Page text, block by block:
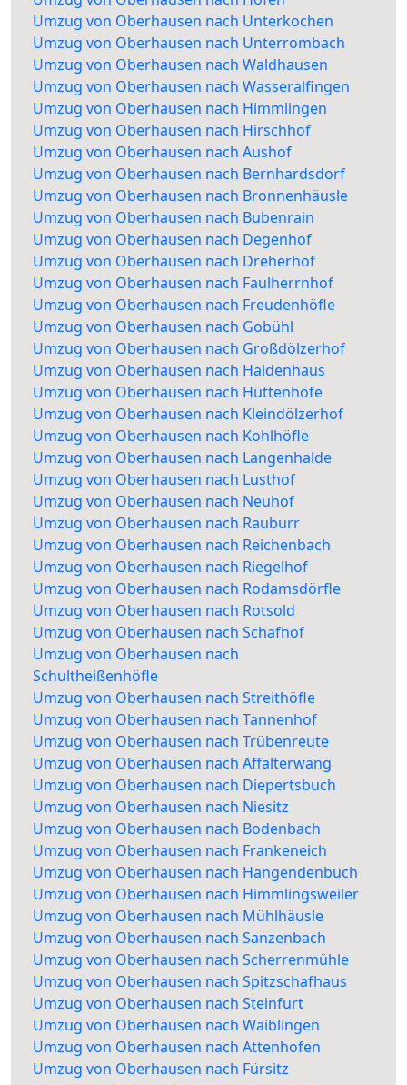
Umzug von Oberhausen nach Unterkochen
Umzug von Oberhausen nach Unterrombach
Umzug von Oberhausen nach Waldhausen
Umzug von Oberhausen nach Wasseralfingen
Umzug von Oberhausen nach Himmlingen
Umzug von Oberhausen nach Hirschhof
Umzug von Oberhausen nach Aushof
Umzug von Oberhausen nach Bernhardsdorf
Umzug von Oberhausen nach Bronnenhäusle
Umzug von Oberhausen nach Bubenrain
Umzug von Oberhausen nach Degenhof
Umzug von Oberhausen nach Dreherhof
Umzug von Oberhausen nach Faulherrnhof
Umzug von Oberhausen nach Freudenhöfle
Umzug von Oberhausen nach Gobühl
Umzug von Oberhausen nach Großdölzerhof
Umzug von Oberhausen nach Haldenhaus
Umzug von Oberhausen nach Hüttenhöfe
Umzug von Oberhausen nach Kleindölzerhof
Umzug von Oberhausen nach Kohlhöfle
Umzug von Oberhausen nach Langenhalde
Umzug von Oberhausen nach Lusthof
Umzug von Oberhausen nach Neuhof
Umzug von Oberhausen nach Rauburr
Umzug von Oberhausen nach Reichenbach
Umzug von Oberhausen nach Riegelhof
Umzug von Oberhausen nach Rodamsdörfle
Umzug von Oberhausen nach Rotsold
Umzug von Oberhausen nach Schafhof
Umzug von Oberhausen nach
Schultheißenhöfle
Umzug von Oberhausen nach Streithöfle
Umzug von Oberhausen nach Tannenhof
Umzug von Oberhausen nach Trübenreute
Umzug von Oberhausen nach Affalterwang
Umzug von Oberhausen nach Diepertsbuch
Umzug von Oberhausen nach Niesitz
Umzug von Oberhausen nach Bodenbach
Umzug von Oberhausen nach Frankeneich
Umzug von Oberhausen nach Hangendenbuch
Umzug von Oberhausen nach Himmlingsweiler
Umzug von Oberhausen nach Mühlhäusle
Umzug von Oberhausen nach Sanzenbach
Umzug von Oberhausen nach Scherrenmühle
Umzug von Oberhausen nach Spitzschafhaus
Umzug von Oberhausen nach Steinfurt
Umzug von Oberhausen nach Waiblingen
Umzug von Oberhausen nach Attenhofen
Umzug von Oberhausen nach Fürsitz